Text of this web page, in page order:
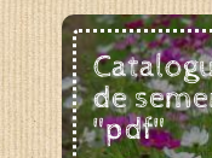
de
"pdf"